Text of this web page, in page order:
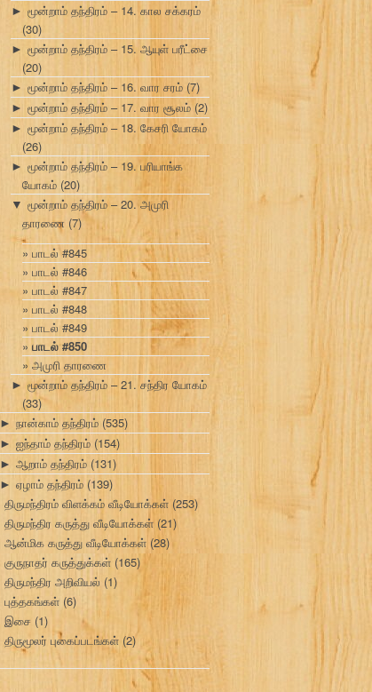
► மூன்றாம் தந்திரம் – 14. கால சக்கரம்
(30)
► மூன்றாம் தந்திரம் – 15. ஆயுள் பரீட்சை
(20)
► மூன்றாம் தந்திரம் – 16. வார சரம் (7)
► மூன்றாம் தந்திரம் – 17. வார சூலம்(2)
► மூன்றாம் தந்திரம் – 18. கேசரி யோகம்
(26)
► மூன்றாம் தந்திரம் – 19. பரியாங்க
யோகம் (20)
▼ மூன்றாம் தந்திரம் – 20. அமுரி
தாரணை (7)
பாடல் #845
பாடல் #846
பாடல் #847
பாடல் #848
பாடல் #849
பாடல் #850
அமுரி தாரணை
► மூன்றாம் தந்திரம் – 21. சந்திர யோகம்
(33)
► நான்காம் தந்திரம் (535)
► ஐந்தாம் தந்திரம் (154)
► ஆறாம் தந்திரம் (131)
► ஏழாம் தந்திரம் (139)
திருமந்திரம் விளக்கம் வீடியோக்கள் (253)
திருமந்திர கருத்து வீடியோக்கள் (21)
ஆன்மிக கருத்து வீடியோக்கள் (28)
குருநாதர் கருத்துக்கள் (165)
திருமந்திர அறிவியல் (1)
புத்தகங்கள் (6)
இசை (1)
திருமூலர் புகைப்படங்கள் (2)